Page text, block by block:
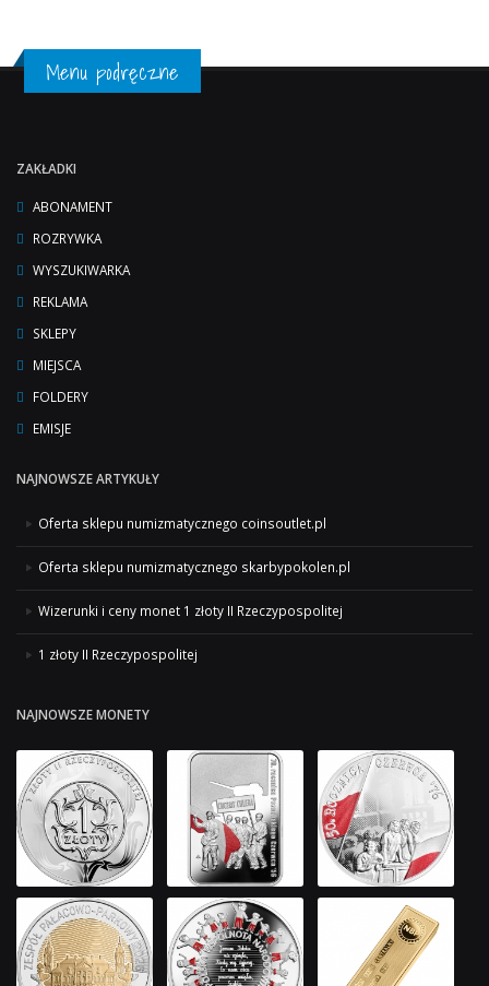
Menu podręczne
ZAKŁADKI
ABONAMENT
ROZRYWKA
WYSZUKIWARKA
REKLAMA
SKLEPY
MIEJSCA
FOLDERY
EMISJE
NAJNOWSZE ARTYKUŁY
Oferta sklepu numizmatycznego coinsoutlet.pl
Oferta sklepu numizmatycznego skarbypokolen.pl
Wizerunki i ceny monet 1 złoty II Rzeczypospolitej
1 złoty II Rzeczypospolitej
NAJNOWSZE MONETY